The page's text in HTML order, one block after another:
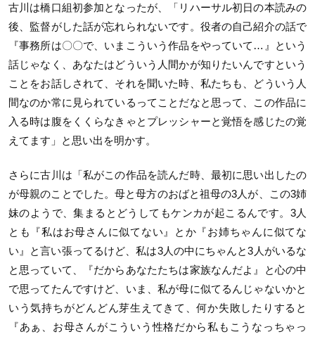
古川は橋口組初参加となったが、「リハーサル初日の本読みの
後、監督がした話が忘れられないです。役者の自己紹介の話で
『事務所は〇〇で、いまこういう作品をやっていて…』という
話じゃなく、あなたはどういう人間かが知りたいんですという
ことをお話しされて、それを聞いた時、私たちも、どういう人
間なのか常に見られているってことだなと思って、この作品に
入る時は腹をくくらなきゃとプレッシャーと覚悟を感じたの覚
えてます」と思い出を明かす。
さらに古川は「私がこの作品を読んだ時、最初に思い出したの
が母親のことでした。母と母方のおばと祖母の3人が、この3姉
妹のようで、集まるとどうしてもケンカが起こるんです。3人
とも『私はお母さんに似てない』とか『お姉ちゃんに似てな
い』と言い張ってるけど、私は3人の中にちゃんと3人がいるな
と思っていて、『だからあなたたちは家族なんだよ』と心の中
で思ってたんですけど、いま、私が母に似てるんじゃないかと
いう気持ちがどんどん芽生えてきて、何か失敗したりすると
『あぁ、お母さんがこういう性格だから私もこうなっちゃっ